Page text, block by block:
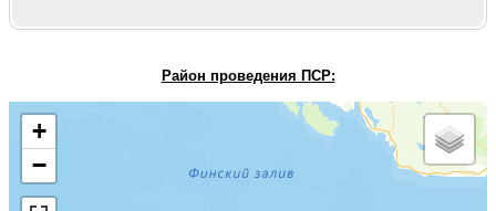
Район проведения ПСР:
+
−